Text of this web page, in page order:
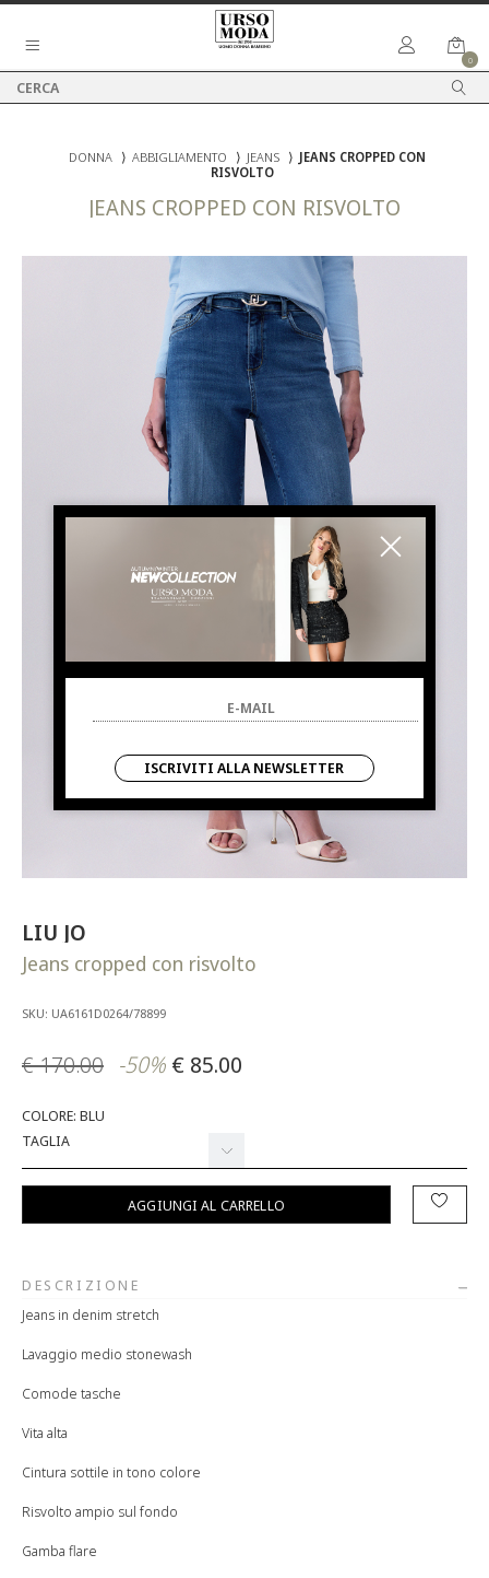
0
DONNA ⟩ ABBIGLIAMENTO ⟩ JEANS ⟩ JEANS CROPPED CON
RISVOLTO
JEANS CROPPED CON RISVOLTO
LIU JO
Jeans cropped con risvolto
SKU: UA6161D0264/78899
€ 170.00 -50% € 85.00
COLORE: BLU
TAGLIA
AGGIUNGI AL CARRELLO
DESCRIZIONE
Jeans in denim stretch
Lavaggio medio stonewash
Comode tasche
Vita alta
Cintura sottile in tono colore
Risvolto ampio sul fondo
Gamba flare
ISCRIVITI ALLA NEWSLETTER